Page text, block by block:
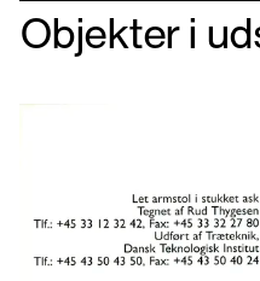
Objekter i